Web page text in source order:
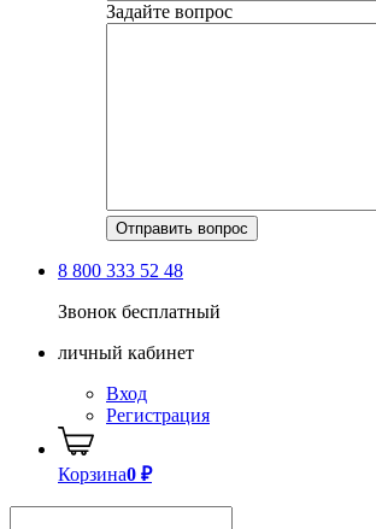
Задайте вопрос
8 800 333 52 48
Звонок бесплатный
личный кабинет
Вход
Регистрация
Корзина0 ₽